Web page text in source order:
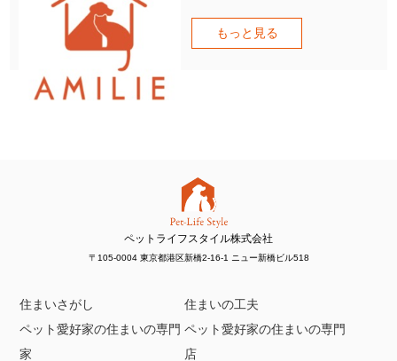
もっと見る
ペットライフスタイル株式会社
〒105-0004 東京都港区新橋2-16-1 ニュー新橋ビル518
住まいさがし
住まいの工夫
ペット愛好家の住まいの専門
家
ペット愛好家の住まいの専門
店